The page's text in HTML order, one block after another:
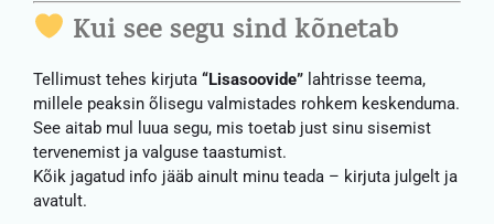
Kui see segu sind kõnetab
Tellimust tehes kirjuta “Lisasoovide” lahtrisse teema,
millele peaksin õlisegu valmistades rohkem keskenduma.
See aitab mul luua segu, mis toetab just sinu sisemist
tervenemist ja valguse taastumist.
Kõik jagatud info jääb ainult minu teada – kirjuta julgelt ja
avatult.